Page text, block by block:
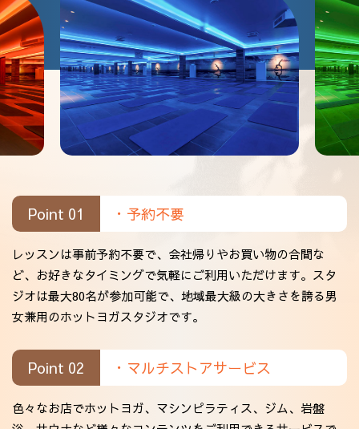
Point 01 ・予約不要
レッスンは事前予約不要で、会社帰りやお買い物の合間な
ど、お好きなタイミングで気軽にご利用いただけます。スタ
ジオは最大80名が参加可能で、地域最大級の大きさを誇る男
女兼用のホットヨガスタジオです。
Point 02 ・マルチストアサービス
色々なお店でホットヨガ、マシンピラティス、ジム、岩盤